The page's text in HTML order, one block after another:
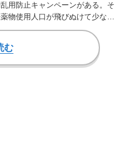
用防止キャンペーンがある。そ
物使用人口が飛びぬけて少ない
む